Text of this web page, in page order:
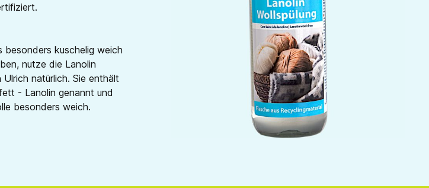
besonders kuschelig weich
nutze die Lanolin
Ulrich natürlich. Sie enthält
- Lanolin genannt und
besonders weich.